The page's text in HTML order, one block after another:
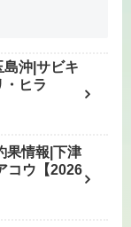
島沖|サビキ
ヒラ
果情報|下津
コウ【2026